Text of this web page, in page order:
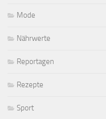
Mode
Nährwerte
Reportagen
Rezepte
Sport